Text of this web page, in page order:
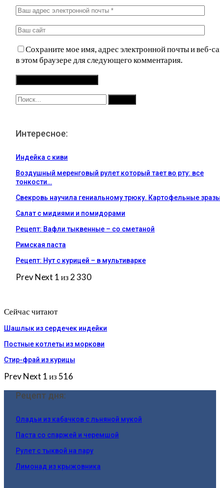
Сохраните мое имя, адрес электронной почты и веб-
в этом браузере для следующего комментария.
Интересное:
Индейка с киви
Воздушный меренговый рулет который тает во рту: все
тонкости…
Свекровь научила гениальному трюку. Картофельные
Салат с мидиями и помидорами
Рецепт: Вафли тыквенные – со сметаной
Римская паста
Рецепт: Нут с курицей – в мультиварке
PrevNext 1 из 2 330
Сейчас читают
Шашлык из сердечек индейки
Постные котлеты из моркови
Стир-фрай из курицы
PrevNext 1 из 516
Рецепт дня:
Оладьи из кабачков с льняной мукой
Паста со спаржей и черемшой
Рулет с тыквой на пару
Лимонад из крыжовника